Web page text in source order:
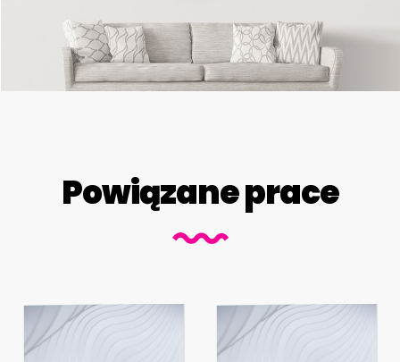
Powiązane prace